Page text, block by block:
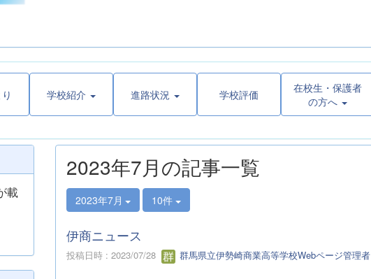
学校紹介 進路状況 学校評価
在校生・保護者
の方へ
2023年7月の記事一覧
2023年7月 10件
伊商ニュース
投稿日時 : 2023/07/28 群馬県立伊勢崎商業高等学校Webページ管理者
載